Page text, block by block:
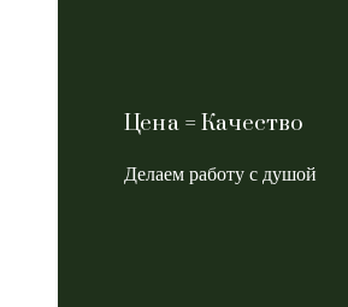
Цена = Качество
Делаем работу с душой